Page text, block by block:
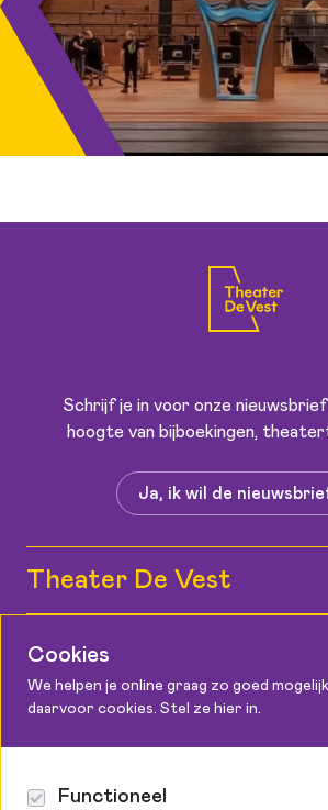
Schrijf je in voor onze
hoogte van bijboekingen,
Ja, ik wil de
Theater De Vest
Vacatures
Steun ons
Informatie
Kaartverkoop
Contact
Canadaplein 2, 1811 KE Alkmaar
Cookies
We helpen je online graag zo goed
daarvoor cookies. Stel ze hier in.
Functioneel